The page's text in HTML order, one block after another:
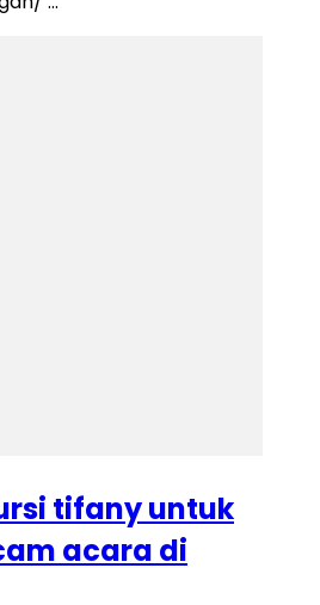
tifany untuk
acara di